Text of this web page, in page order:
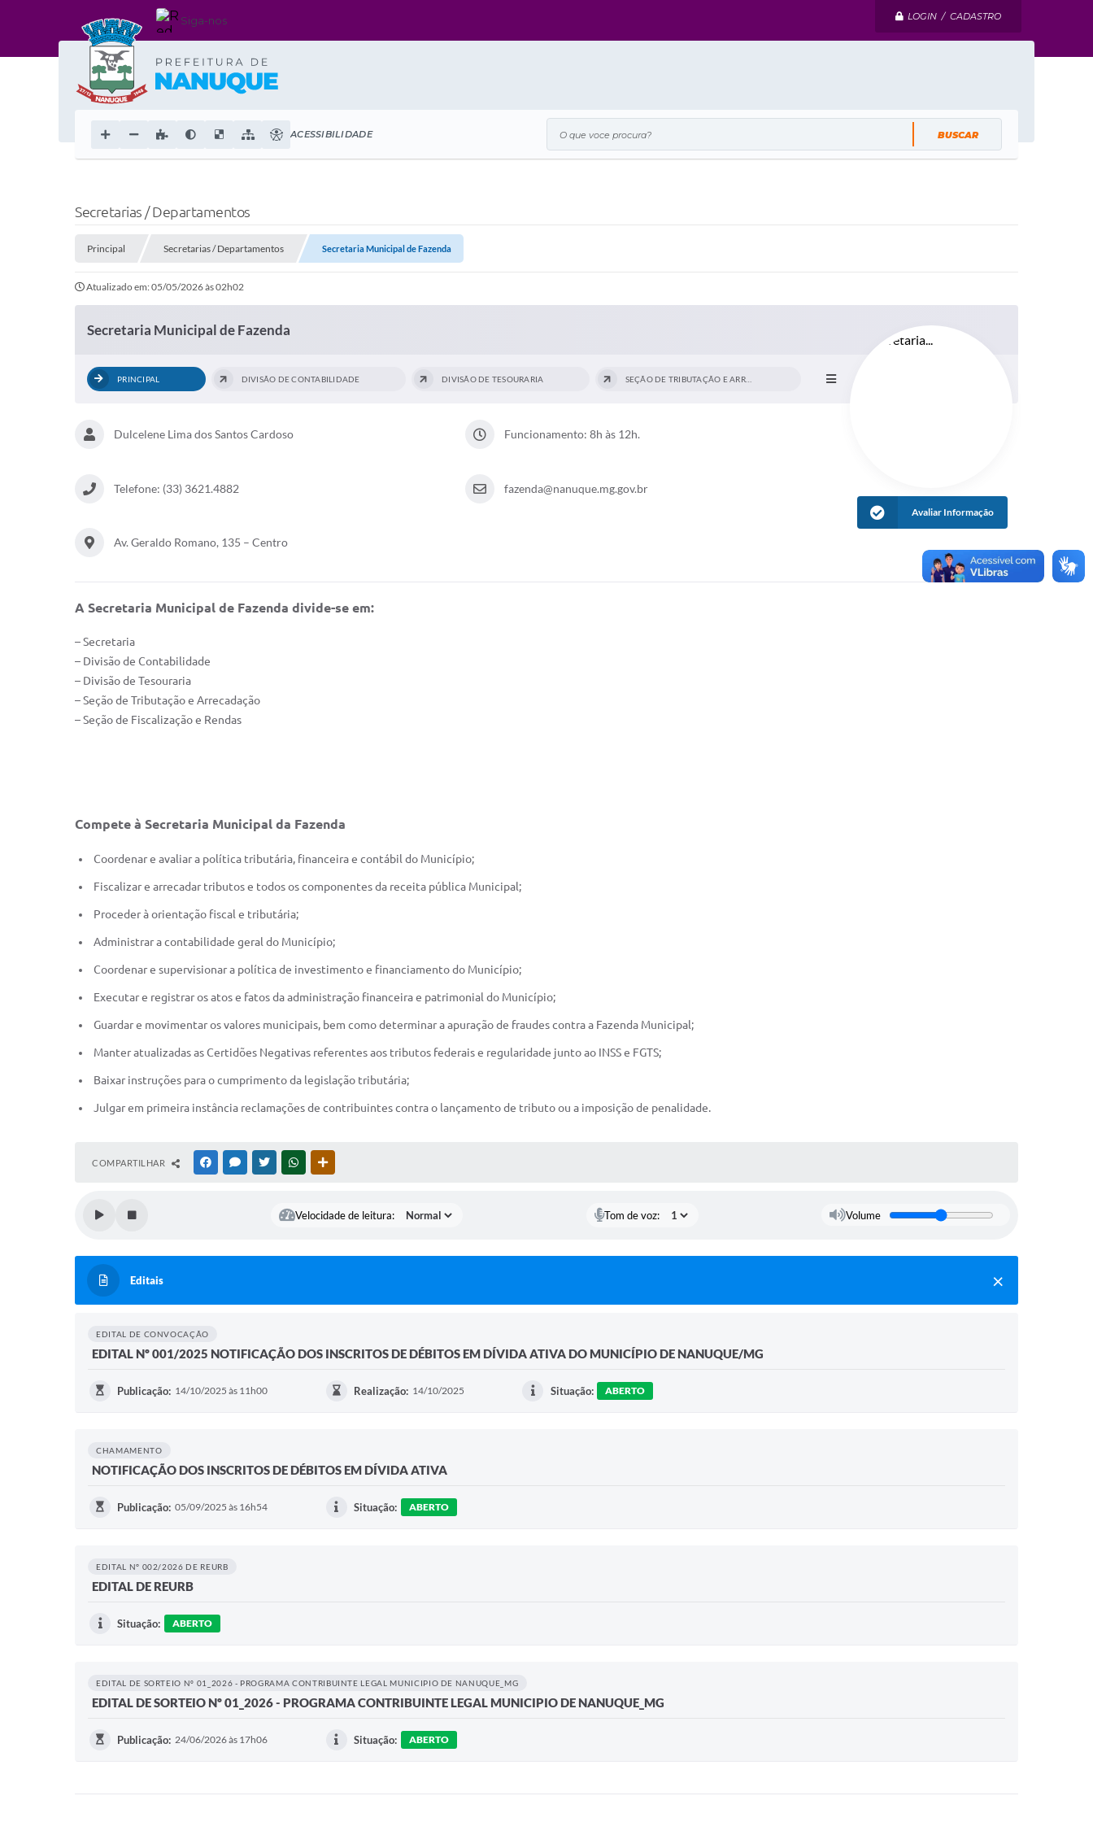
LOGIN / CADASTRO
Siga-nos
ACESSIBILIDADE O que voce procura?
Secretarias / Departamentos
Principal Secretarias / Departamentos Secretaria Municipal de Fazenda
Atualizado em: 05/05/2026 às 02h02
Secretaria Municipal de Fazenda
PRINCIPAL DIVISÃO DE CONTABILIDADE DIVISÃO DE TESOURARIA SEÇÃO DE TRIBUTAÇÃO E ARRECADAÇÃO
Dulcelene Lima dos Santos Cardoso Funcionamento: 8h às 12h.
Telefone: (33) 3621.4882 fazenda@nanuque.mg.gov.br
Av. Geraldo Romano, 135 – Centro
Avaliar Informação
A Secretaria Municipal de Fazenda divide-se em:
– Secretaria
– Divisão de Contabilidade
– Divisão de Tesouraria
– Seção de Tributação e Arrecadação
– Seção de Fiscalização e Rendas
Compete à Secretaria Municipal da Fazenda
Coordenar e avaliar a política tributária, financeira e contábil do Município;
Fiscalizar e arrecadar tributos e todos os componentes da receita pública Municipal;
Proceder à orientação fiscal e tributária;
Administrar a contabilidade geral do Município;
Coordenar e supervisionar a política de investimento e financiamento do Município;
Executar e registrar os atos e fatos da administração financeira e patrimonial do Município;
Guardar e movimentar os valores municipais, bem como determinar a apuração de fraudes contra a Fazenda Municipal;
Manter atualizadas as Certidões Negativas referentes aos tributos federais e regularidade junto ao INSS e FGTS;
Baixar instruções para o cumprimento da legislação tributária;
Julgar em primeira instância reclamações de contribuintes contra o lançamento de tributo ou a imposição de penalidade.
COMPARTILHAR FACEBOOKMESSENGER
TWITTERWHATSAPP
Velocidade de leitura: Tom de voz: Volume
Editais
EDITAL DE CONVOCAÇÃO
EDITAL Nº 001/2025 NOTIFICAÇÃO DOS INSCRITOS DE DÉBITOS EM DÍVIDA ATIVA DO MUNICÍPIO DE NANUQUE/MG
Publicação: 14/10/2025 às 11h00 Realização: 14/10/2025 Situação: ABERTO
CHAMAMENTO
NOTIFICAÇÃO DOS INSCRITOS DE DÉBITOS EM DÍVIDA ATIVA
Publicação: 05/09/2025 às 16h54 Situação: ABERTO
EDITAL N° 002/2026 DE REURB
EDITAL DE REURB
Situação: ABERTO
EDITAL DE SORTEIO Nº 01_2026 - PROGRAMA CONTRIBUINTE LEGAL MUNICIPIO DE NANUQUE_MG
EDITAL DE SORTEIO Nº 01_2026 - PROGRAMA CONTRIBUINTE LEGAL MUNICIPIO DE NANUQUE_MG
Publicação: 24/06/2026 às 17h06 Situação: ABERTO